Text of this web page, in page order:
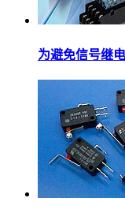
为避免信号继